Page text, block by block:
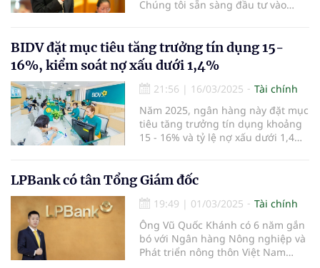
Chúng tôi sẵn sàng đầu tư vào
thành viên HĐQT Ngân hàng TMCP
Eximbank nhấn mạnh.
BIDV đặt mục tiêu tăng trưởng tín dụng 15-
16%, kiểm soát nợ xấu dưới 1,4%
21:56 | 16/03/2025
Tài chính
Năm 2025, ngân hàng này đặt mục
tiêu tăng trưởng tín dụng khoảng
15 - 16% và tỷ lệ nợ xấu dưới 1,4%.
cổ phiếu từ nguồn ợi nhuận sau
2023.
LPBank có tân Tổng Giám đốc
19:49 | 01/03/2025
Tài chính
Ông Vũ Quốc Khánh có 6 năm gắn
bó với Ngân hàng Nông nghiệp và
Phát triển nông thôn Việt Nam